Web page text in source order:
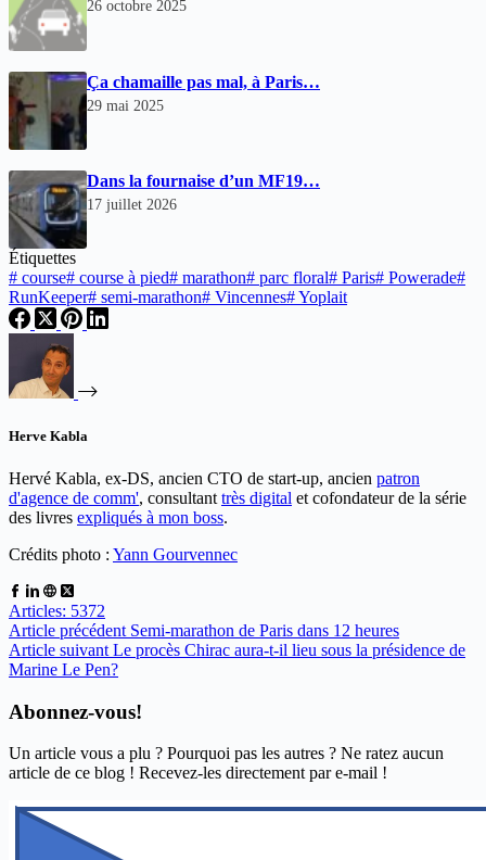
26 octobre 2025
Ça chamaille pas mal, à Paris…
29 mai 2025
Dans la fournaise d’un MF19…
17 juillet 2026
Étiquettes
# course# course à pied# marathon# parc floral# Paris# Powerade#
RunKeeper# semi-marathon# Vincennes#Yoplait
Herve Kabla
Hervé Kabla, ex-DS, ancien CTO de start-up, ancien patron
d'agence de comm', consultant très digital et cofondateur de la série
des livres expliqués à mon boss.
Crédits photo : Yann Gourvennec
Articles: 5372
Article précédent Semi-marathon de Paris dans 12 heures
Article suivant Le procès Chirac aura-t-il lieu sous la présidence de
Marine Le Pen?
Abonnez-vous!
Un article vous a plu ? Pourquoi pas les autres ? Ne ratez aucun
article de ce blog ! Recevez-les directement par e-mail !